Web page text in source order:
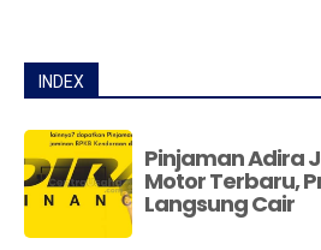
INDEX
Pinjaman Adira
Motor Terbaru,
Langsung Cair